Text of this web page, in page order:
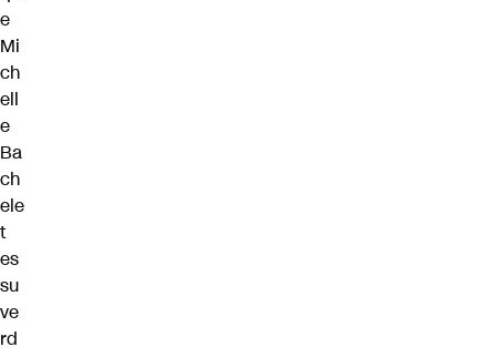
e
Mi
ch
ell
e
Ba
ch
ele
t
es
su
ve
rd